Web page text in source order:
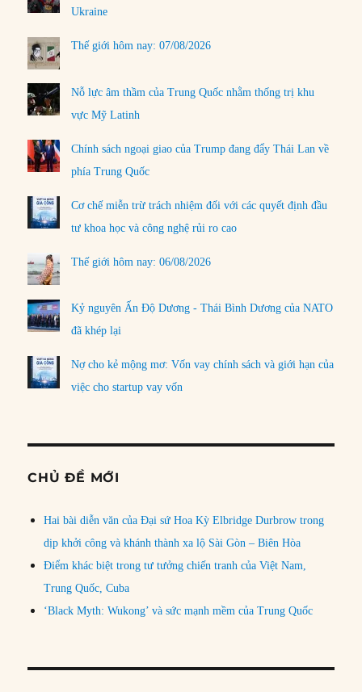
Ukraine
Thế giới hôm nay: 07/08/2026
Nỗ lực âm thầm của Trung Quốc nhằm thống trị khu
vực Mỹ Latinh
Chính sách ngoại giao của Trump đang đẩy Thái Lan về
phía Trung Quốc
Cơ chế miễn trừ trách nhiệm đối với các quyết định đầu
tư khoa học và công nghệ rủi ro cao
Thế giới hôm nay: 06/08/2026
Kỷ nguyên Ấn Độ Dương - Thái Bình Dương của NATO
đã khép lại
Nợ cho kẻ mộng mơ: Vốn vay chính sách và giới hạn của
việc cho startup vay vốn
CHỦ ĐỀ MỚI
Hai bài diễn văn của Đại sứ Hoa Kỳ Elbridge Durbrow trong
dịp khởi công và khánh thành xa lộ Sài Gòn – Biên Hòa
Điểm khác biệt trong tư tưởng chiến tranh của Việt Nam,
Trung Quốc, Cuba
‘Black Myth: Wukong’ và sức mạnh mềm của Trung Quốc